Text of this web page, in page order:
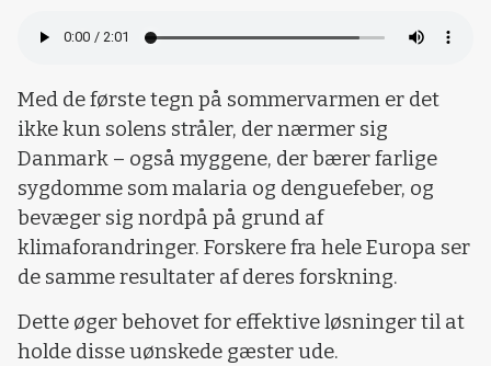
Med de første tegn på sommervarmen er det
ikke kun solens stråler, der nærmer sig
Danmark – også myggene, der bærer farlige
sygdomme som malaria og denguefeber, og
bevæger sig nordpå på grund af
klimaforandringer. Forskere fra hele Europa ser
de samme resultater af deres forskning.
Dette øger behovet for effektive løsninger til at
holde disse uønskede gæster ude.